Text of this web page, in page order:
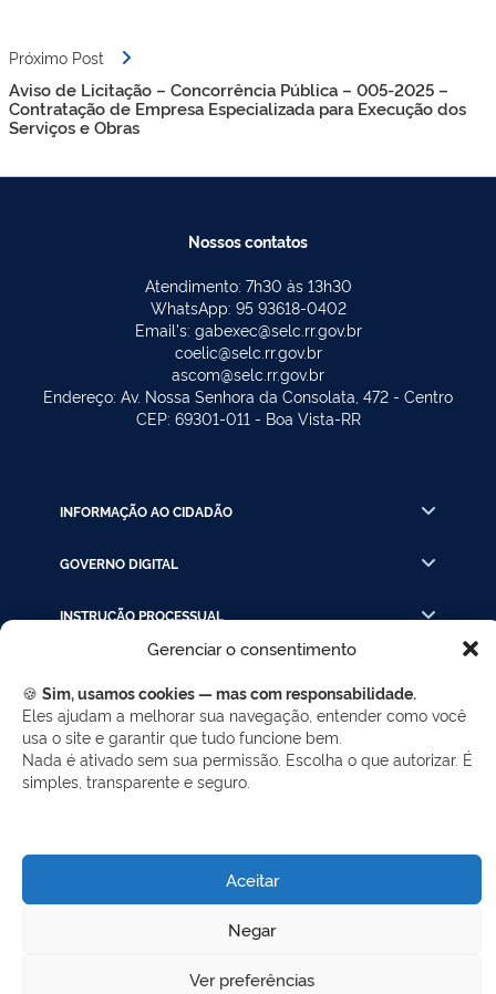
Gerenciar o consentimento
🍪 Sim, usamos cookies — mas com responsabilidade.
Eles ajudam a melhorar sua navegação, entender como você
usa o site e garantir que tudo funcione bem.
Nada é ativado sem sua permissão. Escolha o que autorizar. É
simples, transparente e seguro.
Aceitar
Negar
Ver preferências
Próximo Post
Aviso de Licitação – Concorrência Pública – 005-2025 –
Contratação de Empresa Especializada para Execução dos
Serviços e Obras
Nossos contatos
Atendimento: 7h30 às 13h30
WhatsApp: 95 93618-0402
Email's: gabexec@selc.rr.gov.br
coelic@selc.rr.gov.br
ascom@selc.rr.gov.br
Endereço: Av. Nossa Senhora da Consolata, 472 - Centro
CEP: 69301-011 - Boa Vista-RR
INFORMAÇÃO AO CIDADÃO
GOVERNO DIGITAL
INSTRUÇÃO PROCESSUAL
REDES SOCIAIS
Facebook
Twitter
LinkedIn
Instagram
Desenvolvido por Gerência de Tecnologia da
Informação - SELC